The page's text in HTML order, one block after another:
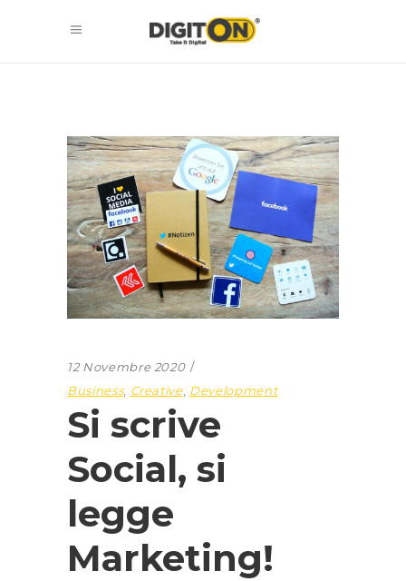
12 Novembre 2020
Business, Creative, Development
Si scrive
Social, si
legge
Marketing!